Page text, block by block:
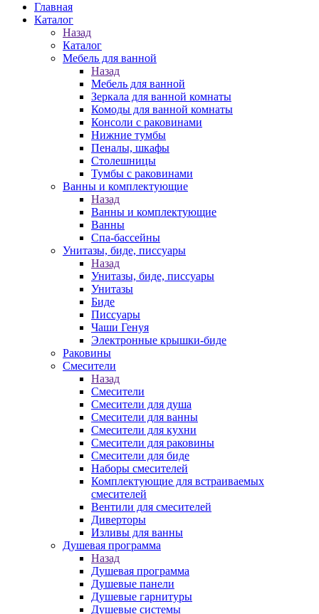
Главная
Каталог
Назад
Каталог
Мебель для ванной
Назад
Мебель для ванной
Зеркала для ванной комнаты
Комоды для ванной комнаты
Консоли с раковинами
Нижние тумбы
Пеналы, шкафы
Столешницы
Тумбы с раковинами
Ванны и комплектующие
Назад
Ванны и комплектующие
Ванны
Спа-бассейны
Унитазы, биде, писсуары
Назад
Унитазы, биде, писсуары
Унитазы
Биде
Писсуары
Чаши Генуя
Электронные крышки-биде
Раковины
Смесители
Назад
Смесители
Смесители для душа
Смесители для ванны
Смесители для кухни
Смесители для раковины
Смесители для биде
Наборы смесителей
Комплектующие для встраиваемых
смесителей
Вентили для смесителей
Диверторы
Изливы для ванны
Душевая программа
Назад
Душевая программа
Душевые панели
Душевые гарнитуры
Душевые системы